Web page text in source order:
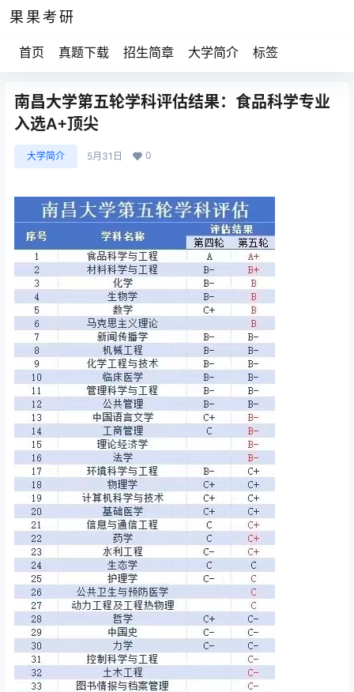
果果考研
首页 真题下载 招生简章 大学简介 标签
南昌大学第五轮学科评估结果：食品科学专业
入选A+顶尖
大学简介 5月31日 0